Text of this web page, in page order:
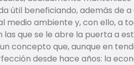
útil beneficiando, además de
medio ambiente y, con ello, a
las que se le abre la puerta a
concepto que, aunque en
desde hace años: la